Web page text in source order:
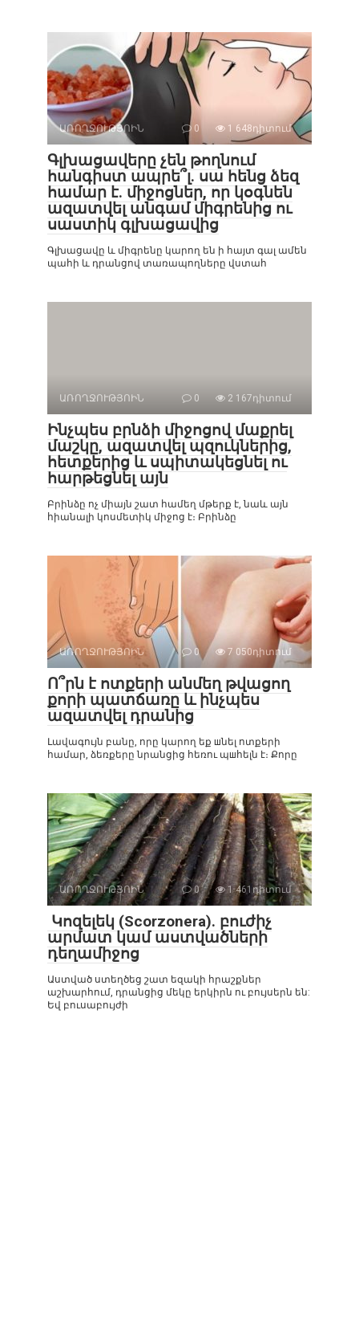
ԱՌՈՂՋՈՒԹՅՈԻՆ 0 1 648դիտում
Գլխացավերը չեն թողնում
հանգիստ ապրե՞լ. սա հենց ձեզ
համար է. միջոցներ, որ կօգնեն
ազատվել անգամ միգրենից ու
սաստիկ գլխացավից
Գլխացավը և միգրենը կարող են ի հայտ գալ ամեն
պահի և դրանցով տառապողները վստահ
ԱՌՈՂՋՈՒԹՅՈԻՆ 0 2 167դիտում
Ինչպես բրնձի միջոցով մաքրել
մաշկը, ազատվել պզուկներից,
հետքերից և սպիտակեցնել ու
հարթեցնել այն
Բրինձը ոչ միայն շատ համեղ մթերք է, նաև այն
հիանալի կոսմետիկ միջոց է։ Բրինձը
ԱՌՈՂՋՈՒԹՅՈԻՆ 0 7 050դիտում
Ո՞րն է ոտքերի անմեղ թվացող
քորի պատճառը և ինչպես
ազատվել դրանից
Լավագույն բանը, որը կարող եք шնել ոտքերի
համար, ձեռքերը նրանցից հեռու պшհելն է։ Քորը
ԱՌՈՂՋՈՒԹՅՈԻՆ 0 1 461դիտում
Կոզելեկ (Scorzonera). բուժիչ
արմատ կամ աստվածների
դեղամիջոց
Աստված ստեղծեց շատ եզակի հրաշքներ
աշխարհում, դրանցից մեկը երկիրն ու բույսերն են:
Եվ բուսաբույժի